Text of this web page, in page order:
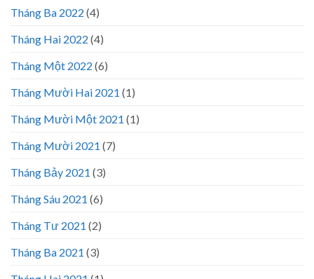
Tháng Ba 2022 (4)
Tháng Hai 2022 (4)
Tháng Một 2022 (6)
Tháng Mười Hai 2021 (1)
Tháng Mười Một 2021 (1)
Tháng Mười 2021 (7)
Tháng Bảy 2021 (3)
Tháng Sáu 2021 (6)
Tháng Tư 2021 (2)
Tháng Ba 2021 (3)